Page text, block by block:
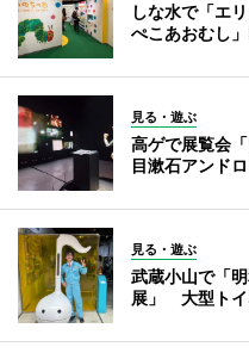
しな水で「エ
ぺこあおむし
見る・遊ぶ
高ゲで展覧会
目漱石アンド
見る・遊ぶ
武蔵小山で「
展」 大型ト